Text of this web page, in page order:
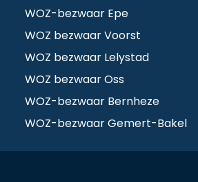
WOZ-bezwaar Epe
WOZ bezwaar Voorst
WOZ bezwaar Lelystad
WOZ bezwaar Oss
WOZ-bezwaar Bernheze
WOZ-bezwaar Gemert-Bakel